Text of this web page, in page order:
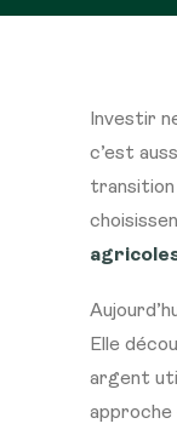
Investir
c’est
transition
Elle
argent
approche